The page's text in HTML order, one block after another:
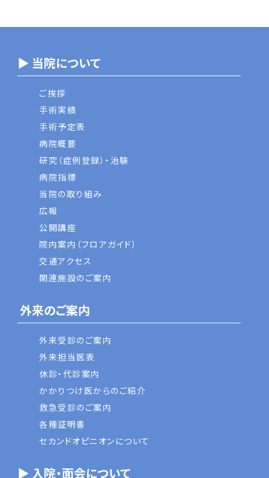
▶ 当院について
ご挨拶
手術実績
手術予定表
病院概要
研究（症例登録）・治験
病院指標
当院の取り組み
広報
公開講座
院内案内（フロアガイド）
交通アクセス
関連施設のご案内
外来のご案内
外来受診のご案内
外来担当医表
休診・代診案内
かかりつけ医からのご紹介
救急受診のご案内
各種証明書
セカンドオピニオンについて
▶ 入院・面会について